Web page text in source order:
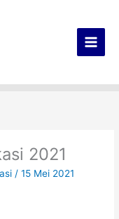
2021
/15 Mei 2021